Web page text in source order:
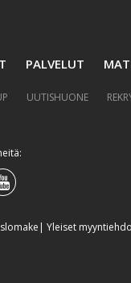
PALVELUT
UUTISHUONE
| Yleiset